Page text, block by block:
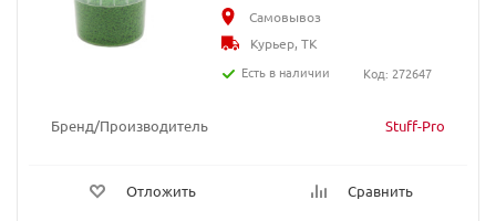
Бренд/Производитель Stuff-Pro
Отложить Сравнить
Самовывоз
Курьер, ТК
Есть в наличии
Код: 272647